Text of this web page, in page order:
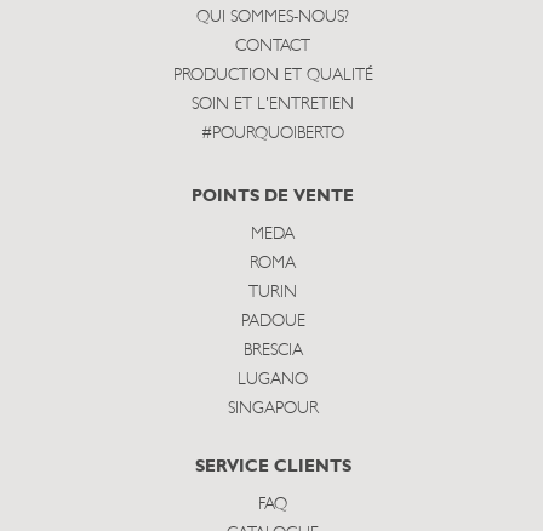
QUI SOMMES-NOUS?
CONTACT
PRODUCTION ET QUALITÉ
SOIN ET L'ENTRETIEN
#POURQUOIBERTO
POINTS DE VENTE
MEDA
ROMA
TURIN
PADOUE
BRESCIA
LUGANO
SINGAPOUR
SERVICE CLIENTS
FAQ